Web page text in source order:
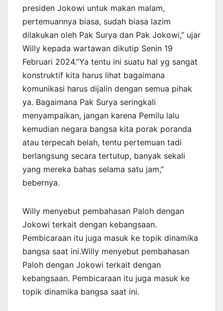
presiden Jokowi untuk makan malam,
pertemuannya biasa, sudah biasa lazim
dilakukan oleh Pak Surya dan Pak Jokowi,” ujar
Willy kepada wartawan dikutip Senin 19
Februari 2024.”Ya tentu ini suatu hal yg sangat
konstruktif kita harus lihat bagaimana
komunikasi harus dijalin dengan semua pihak
ya. Bagaimana Pak Surya seringkali
menyampaikan, jangan karena Pemilu lalu
kemudian negara bangsa kita porak poranda
atau terpecah belah, tentu pertemuan tadi
berlangsung secara tertutup, banyak sekali
yang mereka bahas selama satu jam,”
bebernya.
Willy menyebut pembahasan Paloh dengan
Jokowi terkait dengan kebangsaan.
Pembicaraan itu juga masuk ke topik dinamika
bangsa saat ini.Willy menyebut pembahasan
Paloh dengan Jokowi terkait dengan
kebangsaan. Pembicaraan itu juga masuk ke
topik dinamika bangsa saat ini.